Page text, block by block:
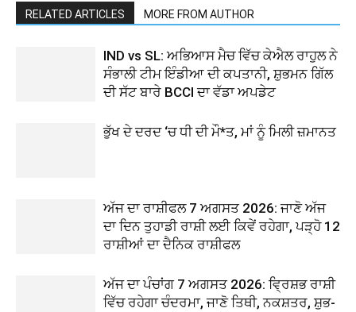
RELATED ARTICLES MORE FROM AUTHOR
IND vs SL: ਅਭਿਆਸ ਮੈਚ ਵਿੱਚ ਕੇਐਲ ਰਾਹੁਲ ਨੇ
ਸੰਭਾਲੀ ਟੀਮ ਇੰਡੀਆ ਦੀ ਕਪਤਾਨੀ, ਸ਼ੁਭਮਨ ਗਿੱਲ
ਦੀ ਸੱਟ ਬਾਰੇ BCCI ਦਾ ਵੱਡਾ ਅਪਡੇਟ
ਭੁੱਖ ਦੇ ਦਰਦ ‘ਚ ਧੀ ਦੀ ਮੌ*ਤ, ਮਾਂ ਨੂੰ ਮਿਲੀ ਜ਼ਮਾਨਤ
ਅੱਜ ਦਾ ਰਾਸ਼ੀਫਲ 7 ਅਗਸਤ 2026: ਜਾਣੋ ਅੱਜ
ਦਾ ਦਿਨ ਤੁਹਾਡੀ ਰਾਸ਼ੀ ਲਈ ਕਿਵੇਂ ਰਹੇਗਾ, ਪੜ੍ਹੋ 12
ਰਾਸ਼ੀਆਂ ਦਾ ਦੈਨਿਕ ਰਾਸ਼ੀਫਲ
ਅੱਜ ਦਾ ਪੰਚਾਂਗ 7 ਅਗਸਤ 2026: ਵ੍ਰਿਸ਼ਭ ਰਾਸ਼ੀ
ਵਿੱਚ ਰਹੇਗਾ ਚੰਦਰਮਾ, ਜਾਣੋ ਤਿਥੀ, ਨਕਸ਼ਤਰ, ਸ਼ੁਭ-